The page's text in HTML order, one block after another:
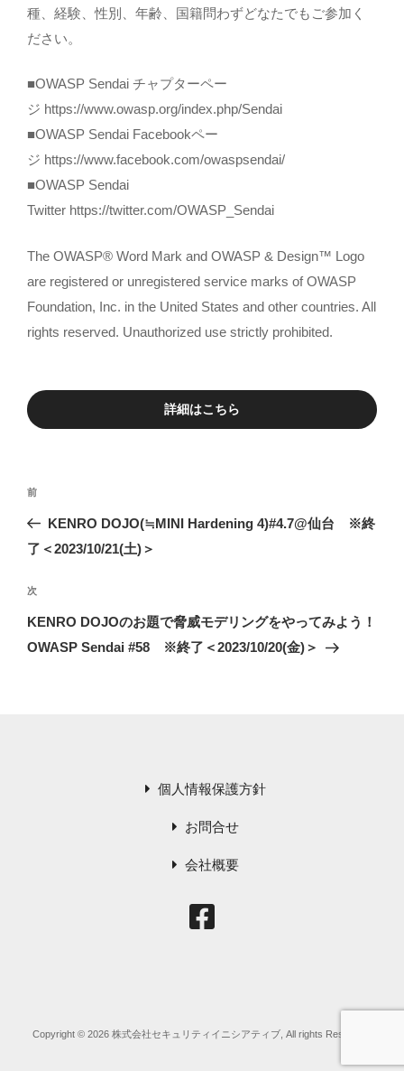
種、経験、性別、年齢、国籍問わずどなたでもご参加く
ださい。
■OWASP Sendai チャプターペー
ジ https://www.owasp.org/index.php/Sendai
■OWASP Sendai Facebookペー
ジ https://www.facebook.com/owaspsendai/
■OWASP Sendai
Twitter https://twitter.com/OWASP_Sendai
The OWASP®️ Word Mark and OWASP & Design™️ Logo
are registered or unregistered service marks of OWASP
Foundation, Inc. in the United States and other countries. All
rights reserved. Unauthorized use strictly prohibited.
詳細はこちら
稿
ナ
ビ
前
の
投
前
KENRO DOJO(≒MINI Hardening 4)#4.7@仙台 ※終
了＜2023/10/21(土)＞
次
の
投
次
KENRO DOJOのお題で脅威モデリングをやってみよう！
OWASP Sendai #58 ※終了＜2023/10/20(金)＞
個人情報保護方針
お問合せ
会社概要
Copyright © 2026 株式会社セキュリティイニシアティブ, All rights Reserved.